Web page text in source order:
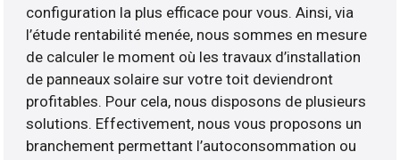
configuration la plus efficace pour vous. Ainsi, via
l’étude rentabilité menée, nous sommes en mesure
de calculer le moment où les travaux d’installation
de panneaux solaire sur votre toit deviendront
profitables. Pour cela, nous disposons de plusieurs
solutions. Effectivement, nous vous proposons un
branchement permettant l’autoconsommation ou